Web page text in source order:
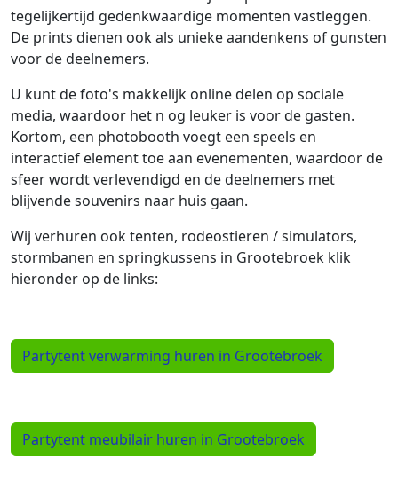
tegelijkertijd gedenkwaardige momenten vastleggen.
De prints dienen ook als unieke aandenkens of gunsten
voor de deelnemers.
U kunt de foto's makkelijk online delen op sociale
media, waardoor het n og leuker is voor de gasten.
Kortom, een photobooth voegt een speels en
interactief element toe aan evenementen, waardoor de
sfeer wordt verlevendigd en de deelnemers met
blijvende souvenirs naar huis gaan.
Wij verhuren ook tenten, rodeostieren / simulators,
stormbanen en springkussens in Grootebroek klik
hieronder op de links:
Partytent verwarming huren in Grootebroek
Partytent meubilair huren in Grootebroek